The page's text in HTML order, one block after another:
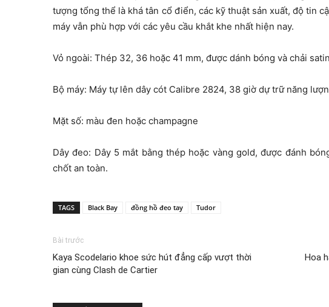
tượng tổng thể là khá tân cổ điển, các kỹ thuật sản xuất, độ tin
máy vẫn phù hợp với các yêu cầu khắt khe nhất hiện nay.
Vỏ ngoài: Thép 32, 36 hoặc 41 mm, được dánh bóng và chải
Bộ máy: Máy tự lên dây cót Calibre 2824, 38 giờ dự trữ năng
Mặt số: màu đen hoặc champagne
Dây đeo: Dây 5 mắt bằng thép hoặc vàng gold, được đánh
chốt an toàn.
TAGS Black Bay đồng hồ đeo tay Tudor
Bài trước
Kaya Scodelario khoe sức hút đẳng cấp vượt thời
gian cùng Clash de Cartier
Hoa